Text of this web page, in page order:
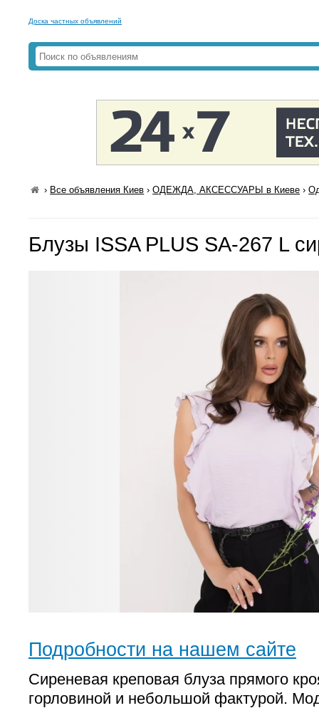
Доска частных объявлений
› Все объявления Киев ›ОДЕЖДА, АКСЕССУАРЫ в Киеве ›
Блузы ISSA PLUS SA-267 L
Подробности на нашем сайте
Сиреневая креповая блуза прямого
горловиной и небольшой фактурой.